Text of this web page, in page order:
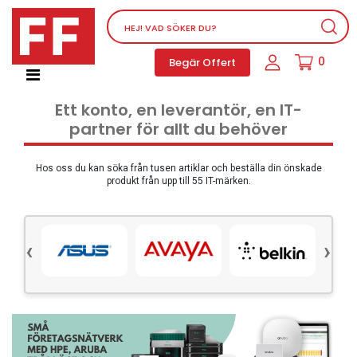
Begär Offert 0
Nätverksutrustning
Service, supportprogram och licenser
Mjukvara
Dator PC-utrustning
Tillbehör
Olika produkter
Kontorsmaterial
Ett konto, en leverantör, en IT-
partner för allt du behöver
Hos oss du kan söka från tusen artiklar och beställa din önskade
produkt från upp till 55 IT-märken.
‹ ›